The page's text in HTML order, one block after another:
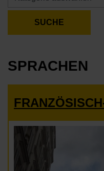
SPRACHEN